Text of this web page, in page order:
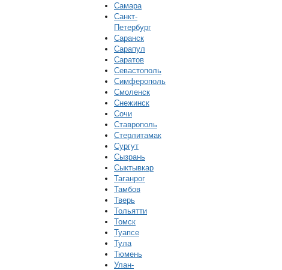
Самара
Санкт-
Петербург
Саранск
Сарапул
Саратов
Севастополь
Симферополь
Смоленск
Снежинск
Сочи
Ставрополь
Стерлитамак
Сургут
Сызрань
Сыктывкар
Таганрог
Тамбов
Тверь
Тольятти
Томск
Туапсе
Тула
Тюмень
Улан-